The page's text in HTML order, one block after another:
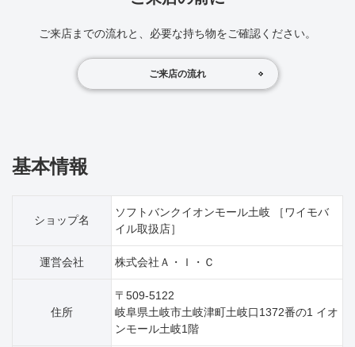
ご来店までの流れと、必要な持ち物をご確認ください。
ご来店の流れ
基本情報
ショップ名
ソフトバンクイオンモール土岐 ［ワイモバ
イル取扱店］
運営会社 株式会社Ａ・Ｉ・Ｃ
住所
〒509-5122
岐阜県土岐市土岐津町土岐口1372番の1 イオ
ンモール土岐1階